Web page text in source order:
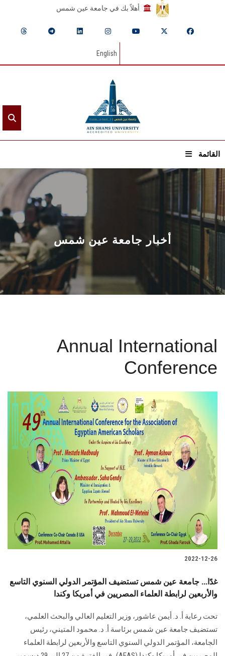
أهلاً بك في جامعة عين شمس
English
القائمة
الرئيسيـة
عن الجامعة
القطاعـات
الشئون الأكاديمية
البحث العلمي
المراكز والوحدات
الإعلام
تواصل معنا
الطلاب
الدراسات العليا
الخريجين
سجل الان
أخبار جامعة عين شمس
Annual International
Conference
2022-12-26
غدًا... جامعة عين شمس تستضيف المؤتمر الدولي السنوي التاسع
والأربعين لرابطة العلماء المصريين في أمريكا وكندا
تحت رعاية أ. د. أيمن عاشور، وزير التعليم العالي والبحث العلمي،
تستضيف جامعة عين شمس برئاسة أ. د. محمود المتيني، رئيس
الجامعة، المؤتمر الدولي السنوي التاسع والأربعين لرابطة العلماء